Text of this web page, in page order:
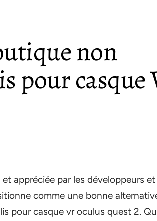
non
pour casque
appréciée par les développeurs
comme une bonne
pour casque vr oculus quest 2.